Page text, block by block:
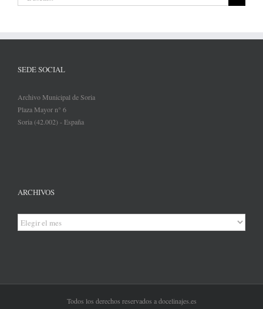
SEDE SOCIAL
Archivo Municipal de Soria
Plaza Mayor n° 6
Soria (42.002) - España
ARCHIVOS
Archivos
Todos los derechos reservados a docelinajes.es